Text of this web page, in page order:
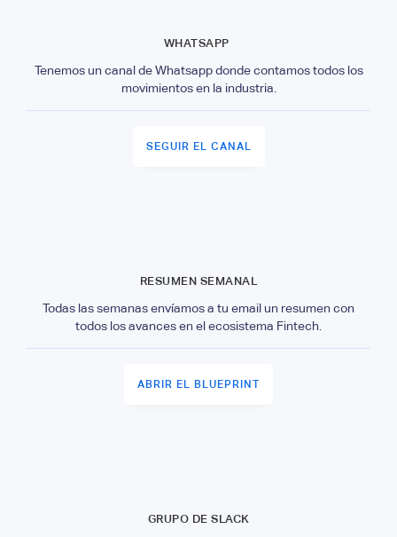
WHATSAPP
Tenemos un canal de Whatsapp donde contamos todos los
movimientos en la industria.
SEGUIR EL CANAL
RESUMEN SEMANAL
Todas las semanas envíamos a tu email un resumen con
todos los avances en el ecosistema Fintech.
ABRIR EL BLUEPRINT
GRUPO DE SLACK